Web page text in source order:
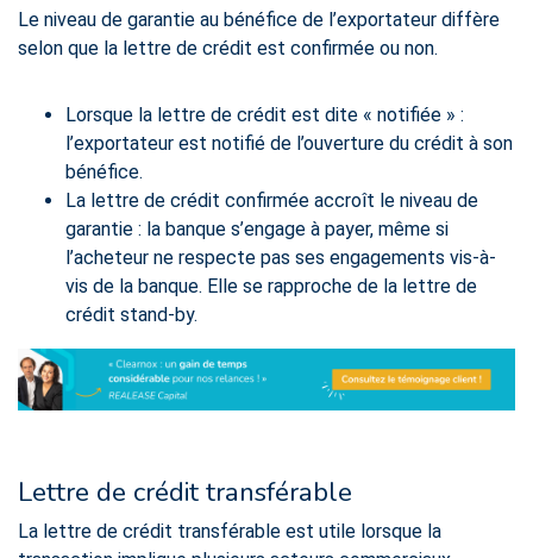
Le niveau de garantie au bénéfice de l’exportateur diffère
selon que la lettre de crédit est confirmée ou non.
Lorsque la lettre de crédit est dite « notifiée » :
l’exportateur est notifié de l’ouverture du crédit à son
bénéfice.
La lettre de crédit confirmée accroît le niveau de
garantie : la banque s’engage à payer, même si
l’acheteur ne respecte pas ses engagements vis-à-
vis de la banque. Elle se rapproche de la lettre de
crédit stand-by.
Lettre de crédit transférable
La lettre de crédit transférable est utile lorsque la